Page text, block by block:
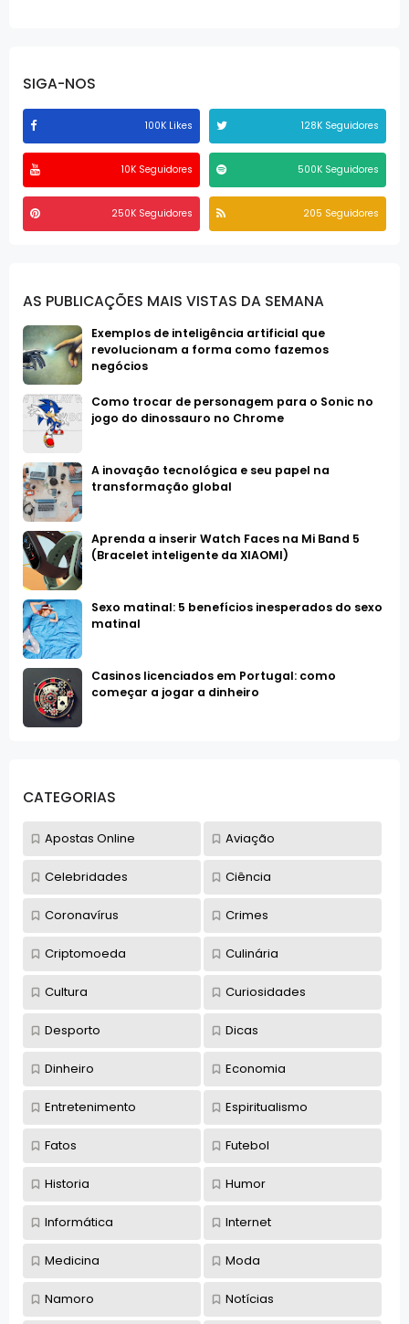
SIGA-NOS
100K Likes 128K Seguidores
10K Seguidores 500K Seguidores
250K Seguidores 205 Seguidores
AS PUBLICAÇÕES MAIS VISTAS DA SEMANA
Exemplos de inteligência artificial que
revolucionam a forma como fazemos
negócios
Como trocar de personagem para o Sonic no
jogo do dinossauro no Chrome
A inovação tecnológica e seu papel na
transformação global
Aprenda a inserir Watch Faces na Mi Band 5
(Bracelet inteligente da XIAOMI)
Sexo matinal: 5 benefícios inesperados do sexo
matinal
Casinos licenciados em Portugal: como
começar a jogar a dinheiro
CATEGORIAS
Apostas Online Aviação
Celebridades Ciência
Coronavírus Crimes
Criptomoeda Culinária
Cultura Curiosidades
Desporto Dicas
Dinheiro Economia
Entretenimento Espiritualismo
Fatos Futebol
Historia Humor
Informática Internet
Medicina Moda
Namoro Notícias